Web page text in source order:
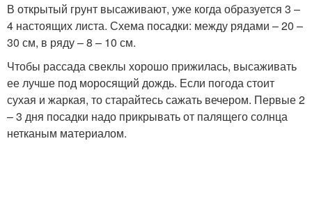
В открытый грунт высаживают, уже когда образуется 3 –
4 настоящих листа. Схема посадки: между рядами – 20 –
30 см, в ряду – 8 – 10 см.
Чтобы рассада свеклы хорошо прижилась, высаживать
ее лучше под моросящий дождь. Если погода стоит
сухая и жаркая, то старайтесь сажать вечером. Первые 2
– 3 дня посадки надо прикрывать от палящего солнца
нетканым материалом.